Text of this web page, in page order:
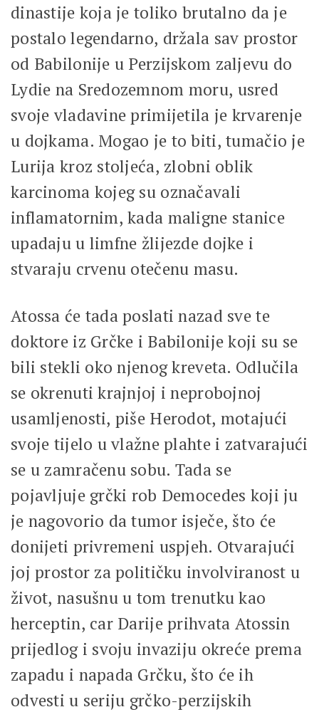
dinastije koja je toliko brutalno da je
postalo legendarno, držala sav prostor
od Babilonije u Perzijskom zaljevu do
Lydie na Sredozemnom moru, usred
svoje vladavine primijetila je krvarenje
u dojkama. Mogao je to biti, tumačio je
Lurija kroz stoljeća, zlobni oblik
karcinoma kojeg su označavali
inflamatornim, kada maligne stanice
upadaju u limfne žlijezde dojke i
stvaraju crvenu otečenu masu.
Atossa će tada poslati nazad sve te
doktore iz Grčke i Babilonije koji su se
bili stekli oko njenog kreveta. Odlučila
se okrenuti krajnjoj i neprobojnoj
usamljenosti, piše Herodot, motajući
svoje tijelo u vlažne plahte i zatvarajući
se u zamračenu sobu. Tada se
pojavljuje grčki rob Democedes koji ju
je nagovorio da tumor isječe, što će
donijeti privremeni uspjeh. Otvarajući
joj prostor za političku involviranost u
život, nasušnu u tom trenutku kao
herceptin, car Darije prihvata Atossin
prijedlog i svoju invaziju okreće prema
zapadu i napada Grčku, što će ih
odvesti u seriju grčko-perzijskih